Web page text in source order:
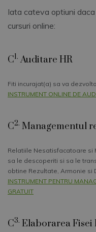
Iata cateva optiuni
cursuri online:
C1. Auditare HR
Fiti incurajat(a) sa va
INSTRUMENT ONLINE DE
C2. Managementul
Relatiile Nesatisfacatoare si
sa le descoperiti si sa le
obtine Rezultate, Armonie si
INSTRUMENT PENTRU
GRATUIT
C3. Elaborarea Fisei